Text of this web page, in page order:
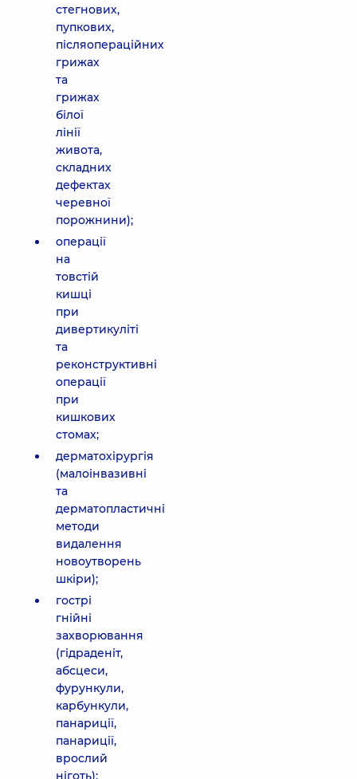
стегнових,
пупкових,
післяопераційних
грижах
та
грижах
білої
лінії
живота,
складних
дефектах
черевної
порожнини);
операції
на
товстій
кишці
при
дивертикуліті
та
реконструктивні
операції
при
кишкових
стомах;
дерматохірургія
(малоінвазивні
та
дерматопластичні
методи
видалення
новоутворень
шкіри);
гострі
гнійні
захворювання
(гідраденіт,
абсцеси,
фурункули,
карбункули,
панариції,
панариції,
врослий
ніготь);